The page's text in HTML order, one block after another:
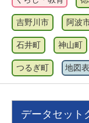
吉野川市 阿波
石井町 神山町
つるぎ町 地図
データセット